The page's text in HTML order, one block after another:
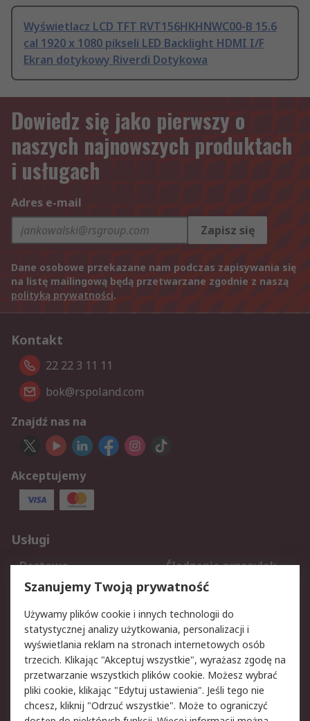
Wyświetlacz LCD TFT RVT156HKHNWC00-B 15.6
cal 1920 x 1080 pikseli LED Backlight HDMI I/F
Ekran dotykowy Riverdi Dotykowa
Dowiedz się jako pierwszy o
naszych najnowszych produktach
i usługach
Adres e-mail
Zapisz się
Dane osobowe przekazane nam podczas zapisywania się
na listę mailingową będą przetwarzane zgodnie z naszą
polityką prywatności.
Kontakt
22 22 3 11 11
bok@rspoland.com
Znajdź nas na
Akceptujemy
Usługi
Dostawa
Śledzenie przesyłek
Reklamacje i zwroty
Rejestracja
Aspekty prawne
Bezpieczeństwo e-
maila
Polityka dotycząca
plików cookie
Polityka prywatności
Użytkowanie witryny
Szanujemy Twoją prywatność
Używamy plików cookie i innych technologii do
statystycznej analizy użytkowania, personalizacji i
wyświetlania reklam na stronach internetowych osób
trzecich. Klikając "Akceptuj wszystkie", wyrażasz zgodę na
przetwarzanie wszystkich plików cookie. Możesz wybrać
pliki cookie, klikając "Edytuj ustawienia". Jeśli tego nie
chcesz, kliknij "Odrzuć wszystkie". Może to ograniczyć